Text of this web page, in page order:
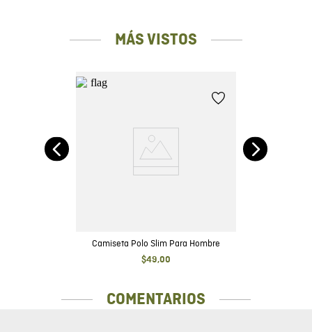
MÁS VISTOS
Camiseta Polo Slim Para Hombre
$49,00
COMENTARIOS